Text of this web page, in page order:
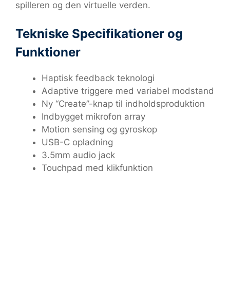
spilleren og den virtuelle verden.
Tekniske Specifikationer og
Funktioner
Haptisk feedback teknologi
Adaptive triggere med variabel modstand
Ny “Create”-knap til indholdsproduktion
Indbygget mikrofon array
Motion sensing og gyroskop
USB-C opladning
3.5mm audio jack
Touchpad med klikfunktion